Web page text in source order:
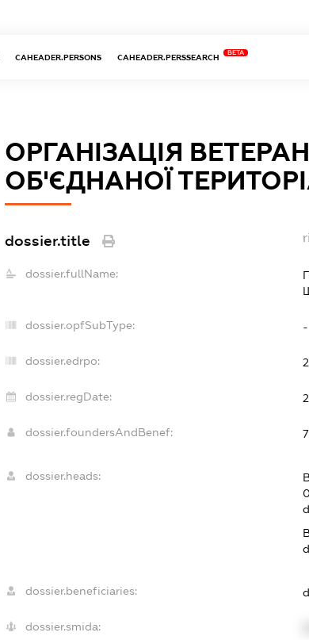
CAHEADER.PERSONS CAHEADER.PERSSEARCH
BETA
ОРГАНІЗАЦІЯ
ОБ'ЄДНАНОЇ
dossier.title
dossier.fullName:
dossier.opfSubType: -
dossier.edrpo:
dossier.regDate:
dossier.foundersAndBenef:
dossier.heads:
dossier.beneficiaries:
dossier.smida: